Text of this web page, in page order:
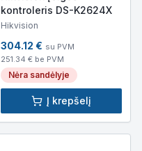
kontroleris DS-K2624X
Hikvision
304.12 € su PVM
251.34 € be PVM
Nėra sandėlyje
Į krepšelį